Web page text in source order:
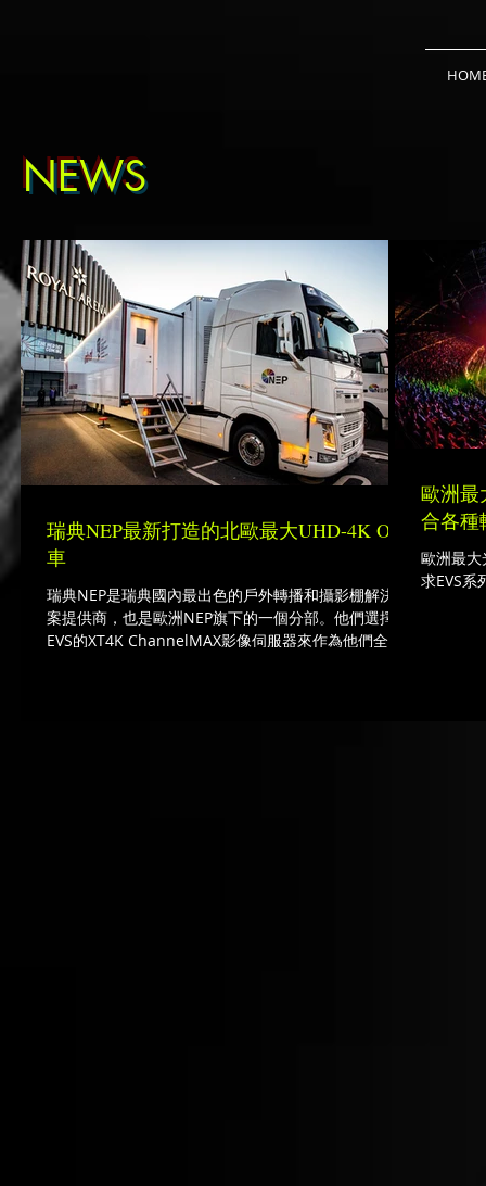
NEWS
瑞典NEP最新打造的北歐最大UHD-4K OB
車
瑞典NEP是瑞典國內最出色的戶外轉播和攝影棚解決方
案提供商，也是歐洲NEP旗下的一個分部。他們選擇了
EVS的XT4K ChannelMAX影像伺服器來作為他們全新
歐洲最
合各種
歐洲最
求EVS系